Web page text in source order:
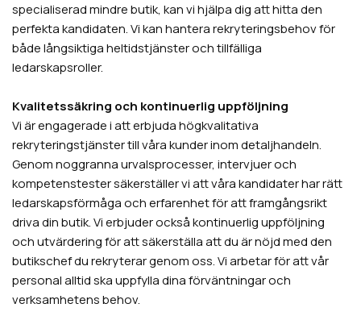
specialiserad mindre butik, kan vi hjälpa dig att hitta den
perfekta kandidaten. Vi kan hantera rekryteringsbehov för
både långsiktiga heltidstjänster och tillfälliga
ledarskapsroller.
Kvalitetssäkring och kontinuerlig uppföljning
Vi är engagerade i att erbjuda högkvalitativa
rekryteringstjänster till våra kunder inom detaljhandeln.
Genom noggranna urvalsprocesser, intervjuer och
kompetenstester säkerställer vi att våra kandidater har rätt
ledarskapsförmåga och erfarenhet för att framgångsrikt
driva din butik. Vi erbjuder också kontinuerlig uppföljning
och utvärdering för att säkerställa att du är nöjd med den
butikschef du rekryterar genom oss. Vi arbetar för att vår
personal alltid ska uppfylla dina förväntningar och
verksamhetens behov.